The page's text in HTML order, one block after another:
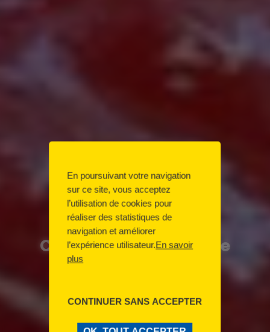
Confiture rapide fraise
En poursuivant votre navigation
sur ce site, vous acceptez
l’utilisation de cookies pour
réaliser des statistiques de
navigation et améliorer
l’expérience utilisateur.En savoir
plus
CONTINUER SANS ACCEPTER